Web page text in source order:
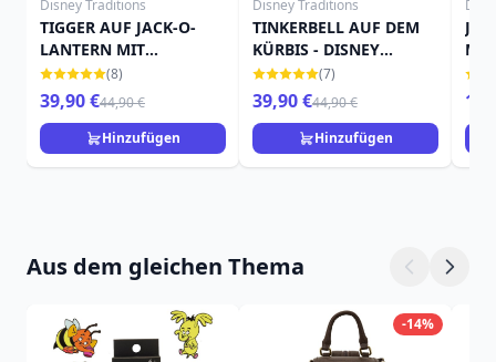
Disney Traditions
TIGGER AUF JACK-O-
LANTERN MIT
FLEDERMAUS - DISNEY
TRADITIONS
(8)
39,90 €44,90 €
Hinzufügen
Disney Traditions
TINKERBELL AUF DEM
KÜRBIS - DISNEY
TRADITIONS
(7)
39,90 €44,90 €
Hinzufügen
Aus dem gleichen Thema
-14%